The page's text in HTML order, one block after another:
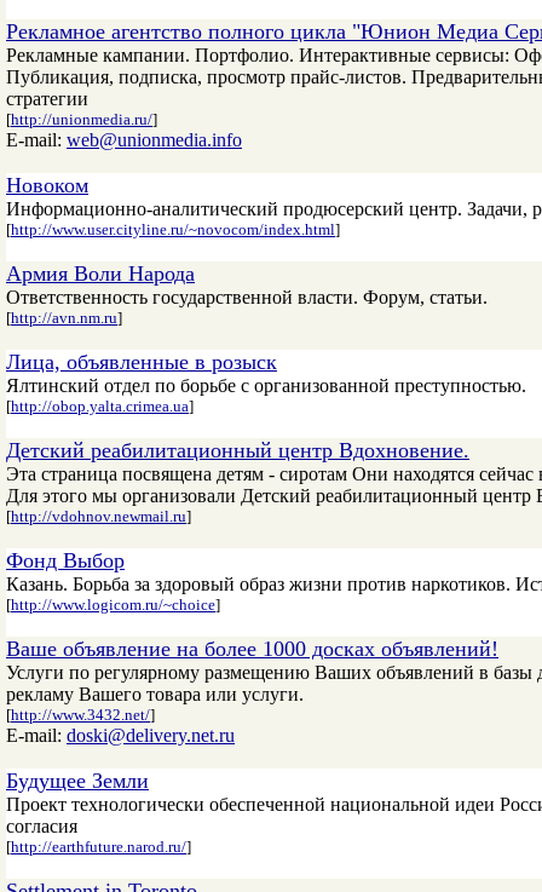
Рекламное агентство полного цикла "Юнион Медиа
Рекламные кампании. Портфолио. Интерактивные сервисы:
Публикация, подписка, просмотр прайс-листов.
стратегии
[http://unionmedia.ru/]
E-mail: web@unionmedia.info
Новоком
Информационно-аналитический продюсерский центр. Задачи,
[http://www.user.cityline.ru/~novocom/index.html]
Армия Воли Народа
Ответственность государственной власти. Форум, статьи.
[http://avn.nm.ru]
Лица, объявленные в розыск
Ялтинский отдел по борьбе с организованной преступностью.
[http://obop.yalta.crimea.ua]
Детский реабилитационный центр Вдохновение.
Эта страница посвящена детям - сиротам Они находятся
Для этого мы организовали Детский реабилитационный
[http://vdohnov.newmail.ru]
Фонд Выбор
Казань. Борьба за здоровый образ жизни против наркотиков.
[http://www.logicom.ru/~choice]
Ваше объявление на более 1000 досках объявлений!
Услуги по регулярному размещению Ваших объявлений в
рекламу Вашего товара или услуги.
[http://www.3432.net/]
E-mail: doski@delivery.net.ru
Будущее Земли
Проект технологически обеспеченной национальной идеи
согласия
[http://earthfuture.narod.ru/]